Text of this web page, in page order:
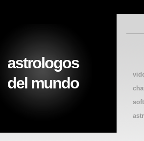
astrologos
del mundo